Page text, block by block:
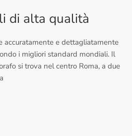
di alta qualità
accuratamente e dettagliatamente
i migliori standard mondiali. Il
si trova nel centro Roma, a due